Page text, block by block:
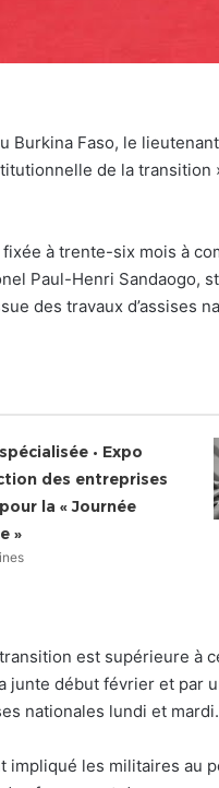
Burkina Faso, le
de la
à trente-six mois à
Paul-Henri Sandaogo,
des travaux d’assises
• Expo
des entreprises
la « Journée
»
est supérieure à
junte début février et par
nationales lundi et mardi.
impliqué les militaires au